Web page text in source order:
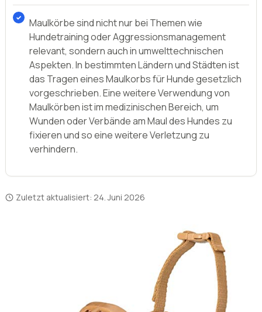
Maulkörbe sind nicht nur bei Themen wie
Hundetraining oder Aggressionsmanagement
relevant, sondern auch in umwelttechnischen
Aspekten. In bestimmten Ländern und Städten ist
das Tragen eines Maulkorbs für Hunde gesetzlich
vorgeschrieben. Eine weitere Verwendung von
Maulkörben ist im medizinischen Bereich, um
Wunden oder Verbände am Maul des Hundes zu
fixieren und so eine weitere Verletzung zu
verhindern.
Zuletzt aktualisiert: 24. Juni 2026